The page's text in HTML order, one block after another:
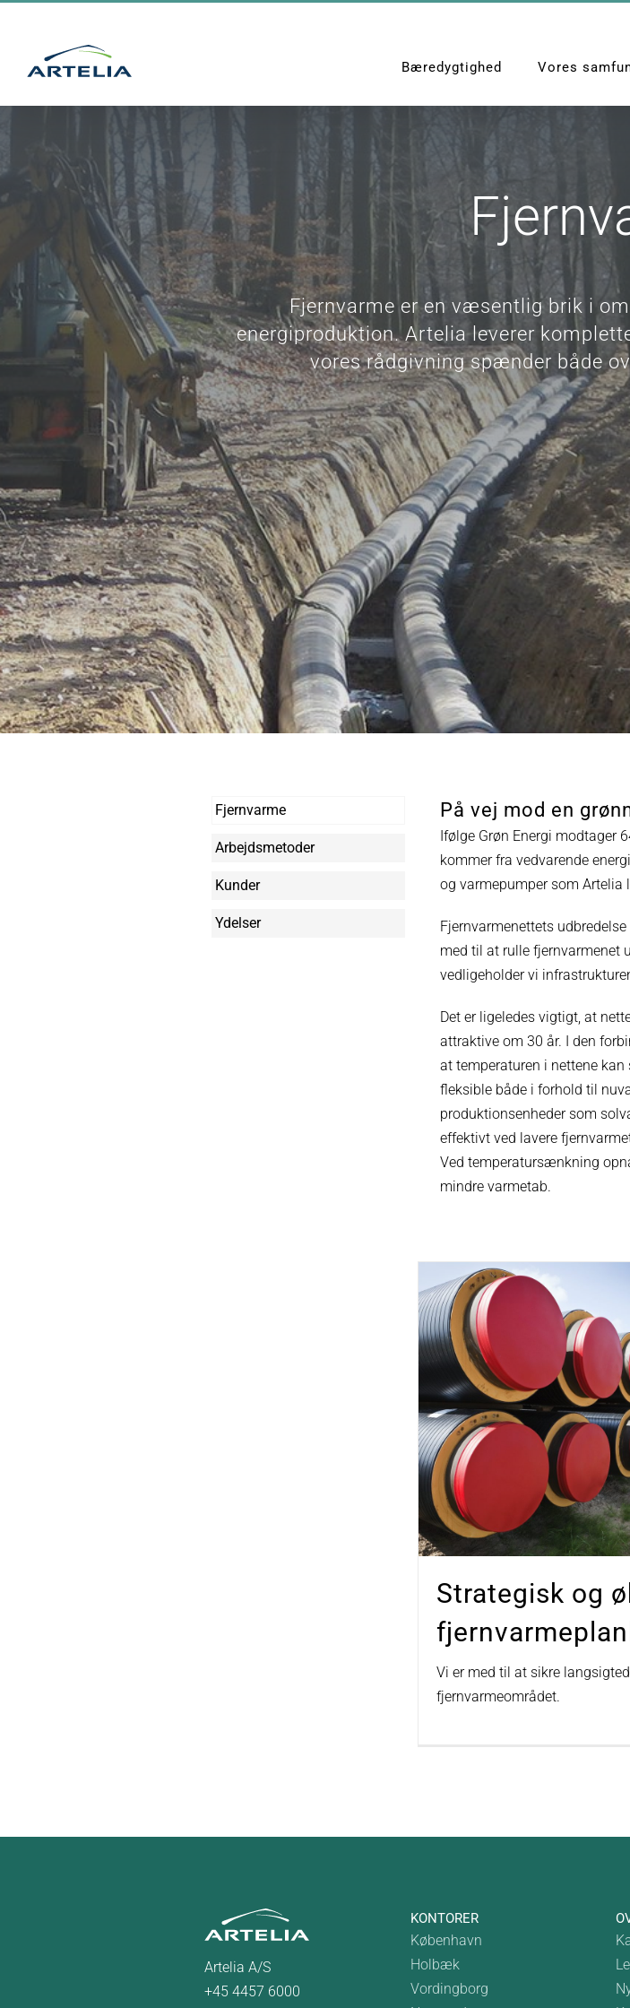
content
Bæredygtighed Vores
Fjernvarme er en væsentlig brik i
energiproduktion. Artelia leverer
vores rådgivning spænder både
Fjernvarme
Arbejdsmetoder
Kunder
Ydelser
På vej mod en
Ifølge Grøn Energi modtager
kommer fra vedvarende
og varmepumper som Artelia
Fjernvarmenettets
med til at rulle fjernvarmenet
vedligeholder vi
Det er ligeledes vigtigt, at
attraktive om 30 år. I den
at temperaturen i nettene
fleksible både i forhold til
produktionsenheder som
effektivt ved lavere
Ved temperatursænkning
mindre varmetab.
Strategisk og
Vi er med til at sikre
fjernvarmeområdet.
Artelia A/S
+45 4457 6000
KONTORER
København
Holbæk
Vordingborg